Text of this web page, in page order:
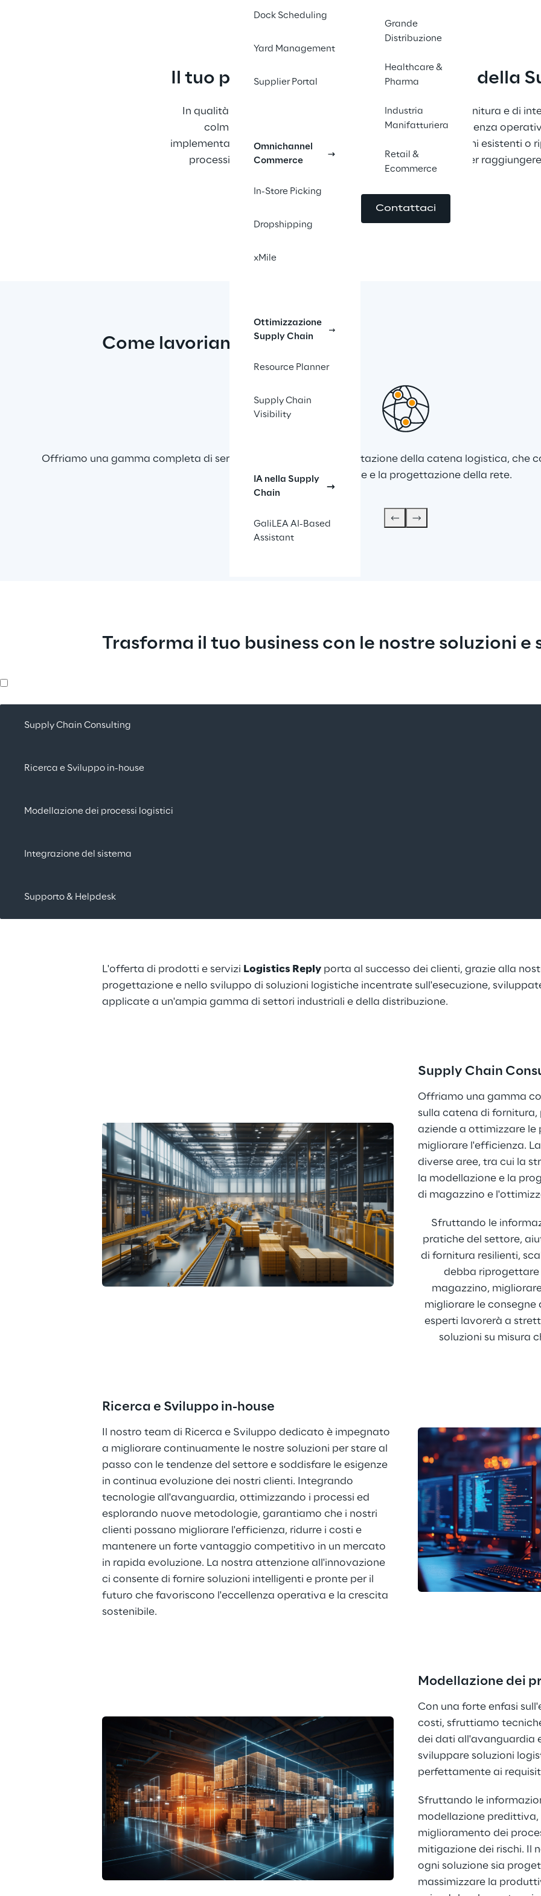
Dock Scheduling
Yard Management
Supplier Portal
Omnichannel
Commerce
In-Store Picking
Dropshipping
xMile
Ottimizzazione
Supply Chain
Resource Planner
Supply Chain
Visibility
IA nella Supply
Chain
GaliLEA AI-Based
Assistant
Grande
Distribuzione
Healthcare &
Pharma
Industria
Manifatturiera
Retail &
Ecommerce
Il tuo partner nella trasformazione della
In qualità di fornitore leader di soluzioni per la catena di fornitura e di
colmiamo il divario tra tecnologia innovativa ed eccellenza
implementando una nuova piattaforma, aggiornando i sistemi esistenti o
processi, forniamo le competenze su misura necessarie per
Contattaci
Come lavoriamo
Offriamo una gamma completa di servizi di consulenza e progettazione della catena logistica, che
modellazione e la progettazione della rete.
Trasforma il tuo business con le nostre soluzioni e
Supply Chain Consulting
Ricerca e Sviluppo in-house
Modellazione dei processi logistici
Integrazione del sistema
Supporto & Helpdesk
L'offerta di prodotti e servizi Logistics Reply porta al successo dei clienti, grazie alla
progettazione e nello sviluppo di soluzioni logistiche incentrate sull'esecuzione,
applicate a un'ampia gamma di settori industriali e della distribuzione.
Supply Chain
Offriamo una gamma
sulla catena di
aziende a ottimizzare le
migliorare l'efficienza.
diverse aree, tra cui la
la modellazione e la
di magazzino e
Sfruttando le
pratiche del settore,
di fornitura resilienti,
debba riprogettare
magazzino,
migliorare le
esperti lavorerà a
soluzioni su misura
Ricerca e Sviluppo in-house
Il nostro team di Ricerca e Sviluppo dedicato è impegnato
a migliorare continuamente le nostre soluzioni per stare al
passo con le tendenze del settore e soddisfare le esigenze
in continua evoluzione dei nostri clienti. Integrando
tecnologie all'avanguardia, ottimizzando i processi ed
esplorando nuove metodologie, garantiamo che i nostri
clienti possano migliorare l'efficienza, ridurre i costi e
mantenere un forte vantaggio competitivo in un mercato
in rapida evoluzione. La nostra attenzione all'innovazione
ci consente di fornire soluzioni intelligenti e pronte per il
futuro che favoriscono l'eccellenza operativa e la crescita
sostenibile.
Modellazione dei
Con una forte enfasi
costi, sfruttiamo
dei dati all'avanguardia
sviluppare soluzioni
perfettamente ai
Sfruttando le
modellazione
miglioramento dei
mitigazione dei rischi. Il
ogni soluzione sia
massimizzare la